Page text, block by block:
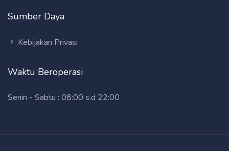
Sumber Daya
Kebijakan Privasi
Waktu Beroperasi
Senin - Sabtu : 08:00 s.d 22:00